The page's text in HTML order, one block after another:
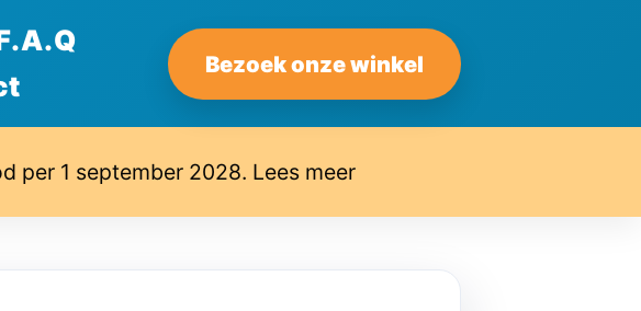
Bezoek onze winkel
per 1 september 2028. Lees meer